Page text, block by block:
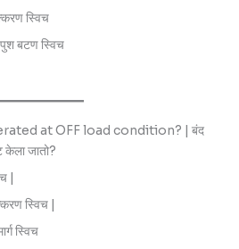
स्विच
बटण स्विच
at OFF load condition? | बंद
केला जातो?
|
स्विच |
स्विच